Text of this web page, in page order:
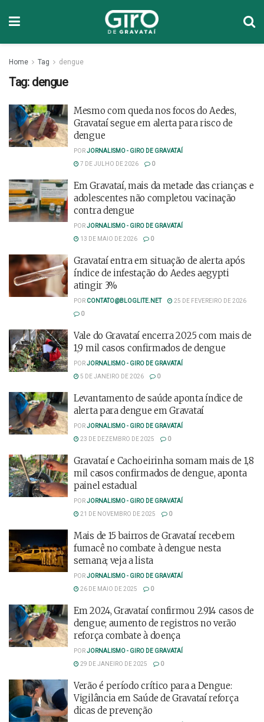
Home Tag dengue
Tag: dengue
Mesmo com queda nos focos do Aedes,
Gravataí segue em alerta para risco de
dengue
PORJORNALISMO - GIRO DE GRAVATAÍ
7 DE JULHO DE 2026
0
Em Gravataí, mais da metade das crianças e
adolescentes não completou vacinação
contra dengue
PORJORNALISMO - GIRO DE GRAVATAÍ
13 DE MAIO DE 2026
0
Gravataí entra em situação de alerta após
índice de infestação do Aedes aegypti
atingir 3%
POR CONTATO@BLOGLITE.NET
25 DE FEVEREIRO DE 2026
0
Vale do Gravataí encerra 2025 com mais de
1,9 mil casos confirmados de dengue
PORJORNALISMO - GIRO DE GRAVATAÍ
5 DE JANEIRO DE 2026
0
Levantamento de saúde aponta índice de
alerta para dengue em Gravataí
PORJORNALISMO - GIRO DE GRAVATAÍ
23 DE DEZEMBRO DE 2025
0
Gravataí e Cachoeirinha somam mais de 1,8
mil casos confirmados de dengue, aponta
painel estadual
PORJORNALISMO - GIRO DE GRAVATAÍ
21 DE NOVEMBRO DE 2025
0
Mais de 15 bairros de Gravataí recebem
fumacê no combate à dengue nesta
semana; veja a lista
PORJORNALISMO - GIRO DE GRAVATAÍ
26 DE MAIO DE 2025
0
Em 2024, Gravataí confirmou 2.914 casos de
dengue; aumento de registros no verão
reforça combate à doença
PORJORNALISMO - GIRO DE GRAVATAÍ
29 DE JANEIRO DE 2025
0
Verão é período crítico para a Dengue:
Vigilância em Saúde de Gravataí reforça
dicas de prevenção